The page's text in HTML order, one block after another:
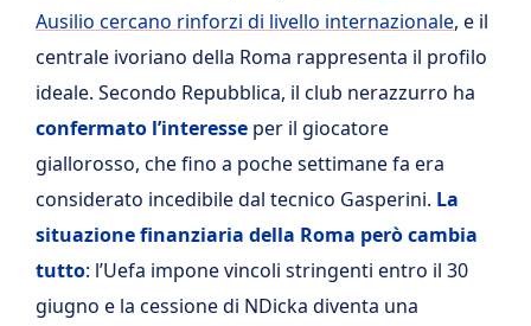
Ausilio cercano rinforzi di livello internazionale, e il
centrale ivoriano della Roma rappresenta il profilo
ideale. Secondo Repubblica, il club nerazzurro ha
confermato l’interesse per il giocatore
giallorosso, che fino a poche settimane fa era
considerato incedibile dal tecnico Gasperini. La
situazione finanziaria della Roma però cambia
tutto: l’Uefa impone vincoli stringenti entro il 30
giugno e la cessione di NDicka diventa una